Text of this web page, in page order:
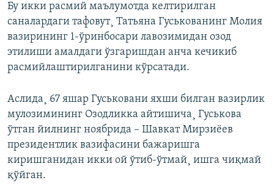
Бу икки расмий маълумотда келтирилган
саналардаги тафовут¸ Татьяна Гуськованинг Молия
вазирининг 1-ўринбосари лавозимидан озод
этилиши амалдаги ўзгаришдан анча кечикиб
расмийлаштирилганини кўрсатади.
Аслида¸ 67 яшар Гуськовани яхши билган вазирлик
мулозимининг Озодликка айтишича¸ Гуськова
ўтган йилнинг ноябрида – Шавкат Мирзиëев
президентлик вазифасини бажаришга
киришганидан икки ой ўтиб-ўтмай¸ ишга чиқмай
қўйган.